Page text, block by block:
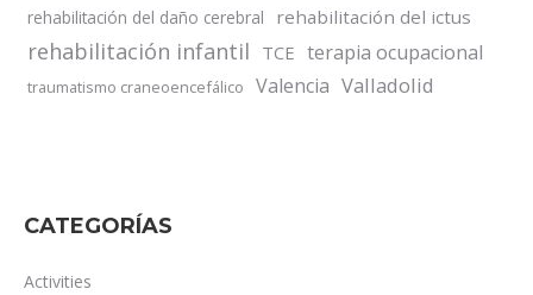
rehabilitación del daño cerebral rehabilitación del ictus
rehabilitación infantil TCE terapia ocupacional
traumatismo craneoencefálico Valencia Valladolid
CATEGORÍAS
Activities